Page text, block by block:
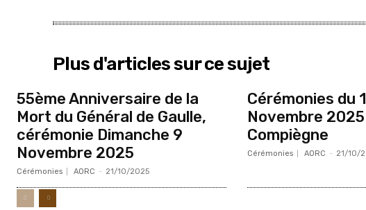
Plus d'articles sur ce sujet
55ème Anniversaire de la
Mort du Général de Gaulle,
cérémonie Dimanche 9
Novembre 2025
Cérémonies AORC - 21/10/2025
Cérémonies du
Novembre
Compiègne
Cérémonies AORC - 21/10/